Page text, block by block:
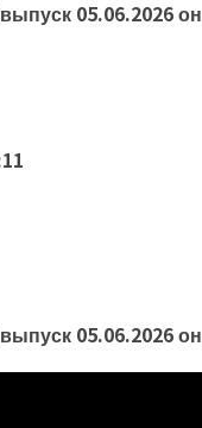
05.06.2026
05.06.2026